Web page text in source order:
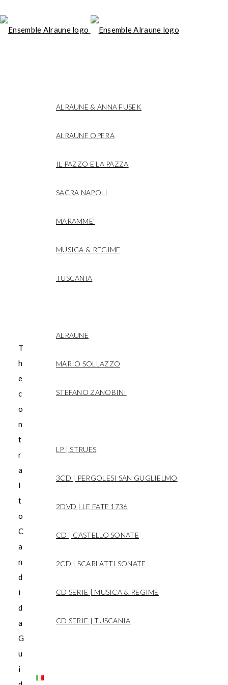
ALRAUNE & ANNA FUSEK
ALRAUNE OPERA
IL PAZZO E LA PAZZA
SACRA NAPOLI
MARAMME’
MUSICA & REGIME
TUSCANIA
ALRAUNE
MARIO SOLLAZZO
STEFANO ZANOBINI
LP | STRUES
3CD | PERGOLESI SAN GUGLIELMO
2DVD | LE FATE 1736
CD | CASTELLO SONATE
2CD | SCARLATTI SONATE
CD SERIE | MUSICA & REGIME
CD SERIE | TUSCANIA
T
h
e
c
o
n
t
r
a
l
t
o
C
a
n
d
i
d
a
G
u
i